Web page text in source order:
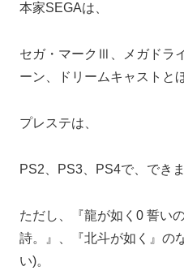
本家SEGAは、
セガ・マークⅢ、メガドラ
ーン、ドリームキャストと
プレステは、
PS2、PS3、PS4で、できま
ただし、『龍が如く0 誓い
詩。』、『北斗が如く』の
い)。